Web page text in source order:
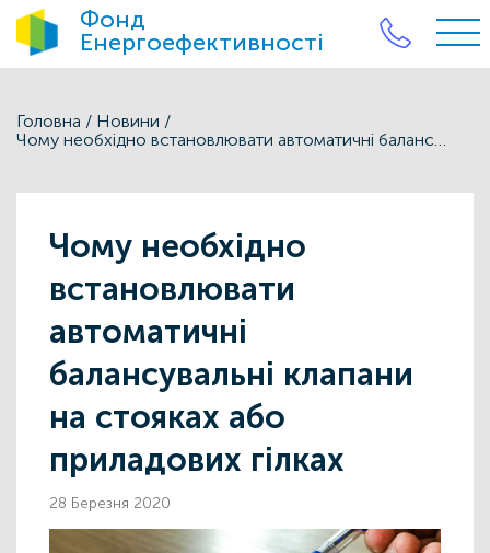
Фонд
Енергоефективності
Головна / Новини /
Чому необхідно встановлювати автоматичні балансувальні клапани на стояках або приладових гілках
Чому необхідно
встановлювати
автоматичні
балансувальні клапани
на стояках або
приладових гілках
28 Березня 2020